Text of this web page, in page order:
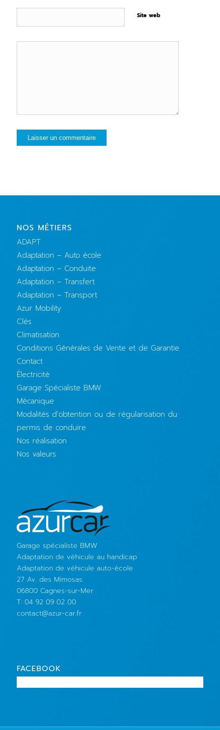
Site web
NOS MÉTIERS
ADAPT
Adaptation – Auto école
Adaptation – Conduite
Adaptation – Transfert
Adaptation – Transport
Azur Mobility
Clés
Climatisation
Conditions Générales de Vente et de Garantie
Contact
Électricité
Garage Spécialiste BMW
Mécanique
Modalités d’obtention ou de régularisation du
permis de conduire
Nos réalisation
Nos valeurs
Garage spécialiste BMW
Adaptation de véhicule au handicap
Adaptation de véhicule auto-école
27 Av. des Mimosas
06800 Cagnes-sur-Mer
T: 04 92 09 02 00
contact@azur-car.fr
FACEBOOK